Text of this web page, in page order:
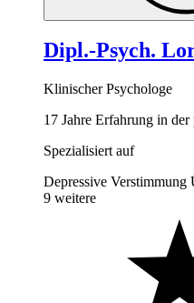
Dipl.-Psych.
Klinischer Psychologe
17 Jahre Erfahrung in
Spezialisiert auf
Depressive Verstimmung
9 weitere